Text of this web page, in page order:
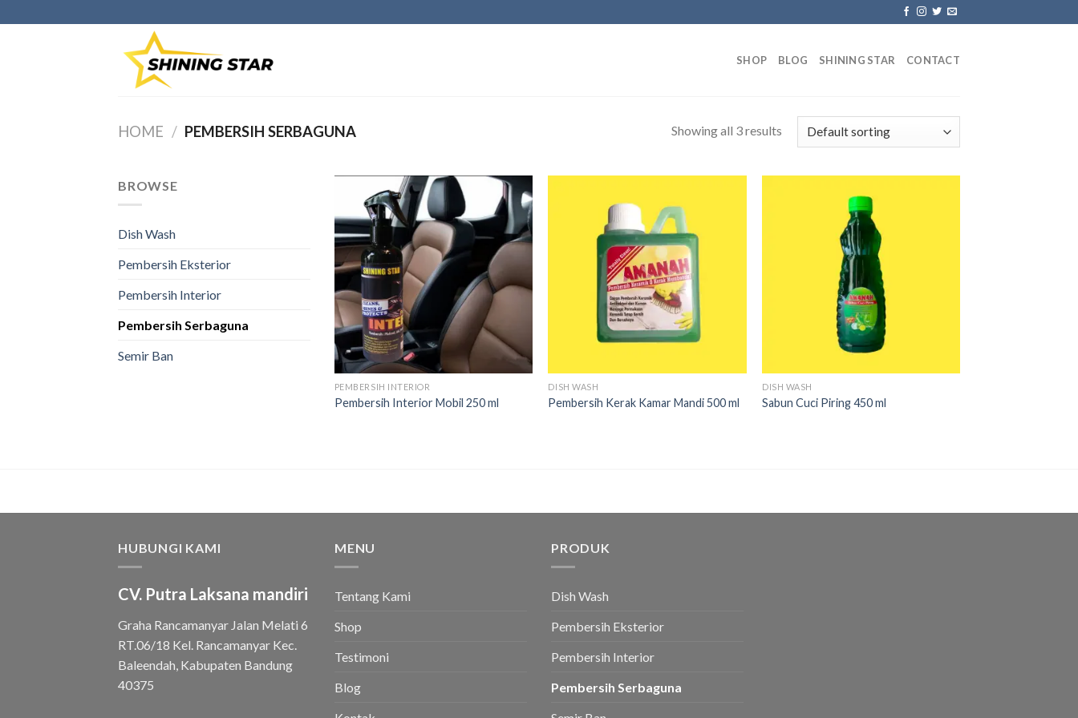
to
SHOP BLOG SHINING STAR CONTACT
HOME / PEMBERSIH SERBAGUNA Showing all 3 results
BROWSE
Dish Wash
Pembersih Eksterior
Pembersih Interior
Pembersih Serbaguna
Semir Ban
Add to
wishlist
PEMBERSIH INTERIOR
Pembersih Interior Mobil 250 ml
DISH WASH
Pembersih Kerak Kamar Mandi 500 ml
DISH WASH
Sabun Cuci Piring 450 ml
HUBUNGI KAMI
CV. Putra Laksana mandiri
Graha Rancamanyar Jalan Melati 6
RT.06/18 Kel. Rancamanyar Kec.
Baleendah, Kabupaten Bandung
40375
MENU
Tentang Kami
Shop
Testimoni
Blog
PRODUK
Dish Wash
Pembersih Eksterior
Pembersih Interior
Pembersih Serbaguna